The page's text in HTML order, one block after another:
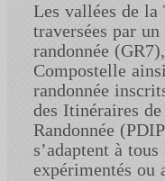
Les vallées de
traversées par
randonnée
Compostelle
randonnée
des Itinéraires de
Randonnée
s’adaptent à
expérimentés ou